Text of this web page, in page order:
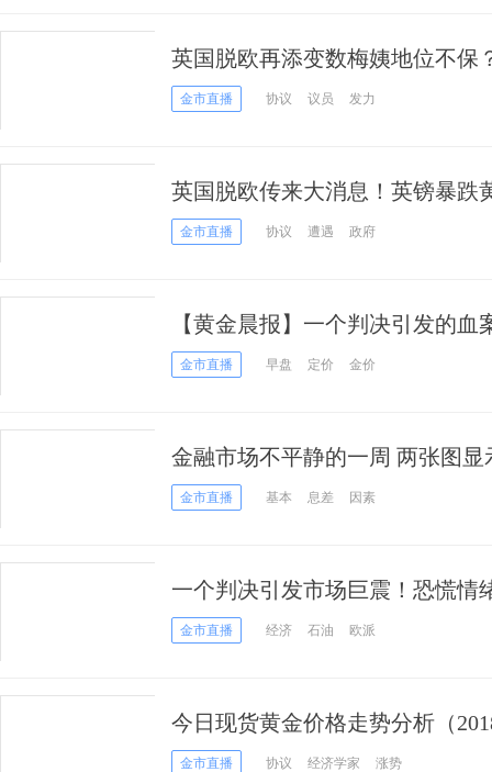
英国脱欧再添变数梅姨地位不保
力！
金市直播 协议 议员 发力
英国脱欧传来大消息！英镑暴跌
聚焦华为保释听证会
金市直播 协议 遭遇 政府
【黄金晨报】一个判决引发的
市场人心惶惶黄金价格冲高回落
金市直播 早盘 定价 金价
金融市场不平静的一周 两张图
金市直播 基本 息差 因素
一个判决引发市场巨震！恐慌情
唱凯歌
金市直播 经济 石油 欧派
今日现货黄金价格走势分析（
金市直播 协议 经济学家 涨势